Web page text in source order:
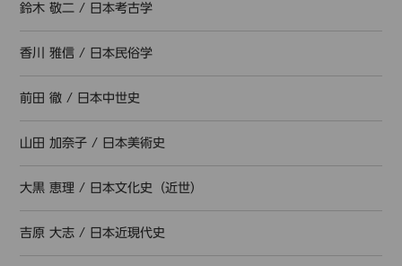
鈴木 敬二 / 日本考古学
香川 雅信 / 日本民俗学
前田 徹 / 日本中世史
山田 加奈子 / 日本美術史
大黒 恵理 / 日本文化史（近世）
吉原 大志 / 日本近現代史